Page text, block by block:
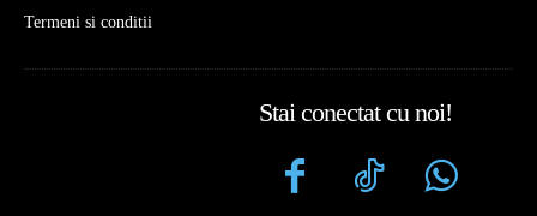
Termeni si conditii
Stai conectat cu noi!